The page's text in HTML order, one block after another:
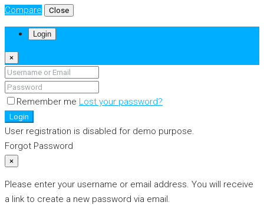
Compare Close
Login
×
Remember me Lost your password?
Login
User registration is disabled for demo purpose.
Forgot Password
×
Please enter your username or email address. You will receive
a link to create a new password via email.